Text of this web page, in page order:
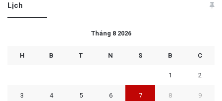
Lịch
Tháng 8 2026
H B T N S B C
1 2
3 4 5 6 7 8 9